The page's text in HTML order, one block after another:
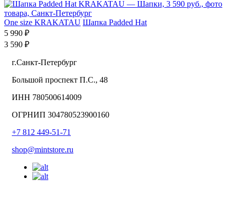
One size KRAKATAU Шапка Padded Hat
5 990 ₽
3 590 ₽
г.Санкт-Петербург
Большой проспект П.С., 48
ИНН 780500614009
ОГРНИП 304780523900160
+7 812 449-51-71
shop@mintstore.ru